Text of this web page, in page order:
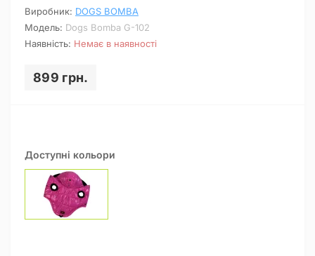
Виробник: DOGS BOMBA
Модель: Dogs Bomba G-102
Наявність: Немає в наявності
899 грн.
Доступні кольори